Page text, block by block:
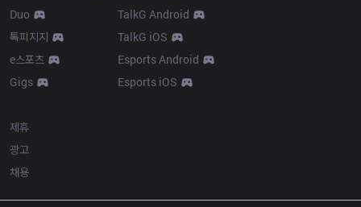
Duo
톡피지지
e스포츠
Gigs
TalkG Android
TalkG iOS
Esports Android
Esports iOS
제휴
광고
채용